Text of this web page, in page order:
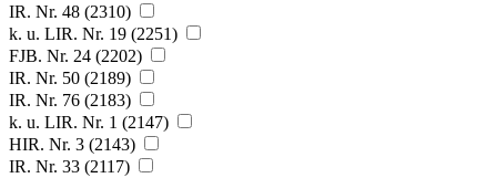
IR. Nr. 48 (2310)
k. u. LIR. Nr. 19 (2251)
FJB. Nr. 24 (2202)
IR. Nr. 50 (2189)
IR. Nr. 76 (2183)
k. u. LIR. Nr. 1 (2147)
HIR. Nr. 3 (2143)
IR. Nr. 33 (2117)